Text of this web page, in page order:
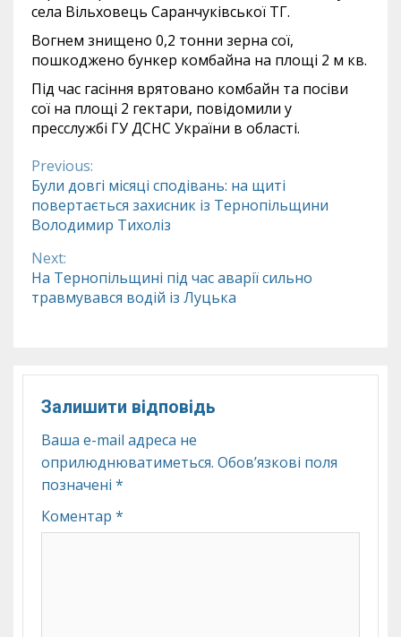
села Вільховець Саранчуківської ТГ.
Вогнем знищено 0,2 тонни зерна сої,
пошкоджено бункер комбайна на площі 2 м кв.
Під час гасіння врятовано комбайн та посіви
сої на площі 2 гектари, повідомили у
пресслужбі ГУ ДСНС України в області.
Continue
Reading
Previous:
Були довгі місяці сподівань: на щиті
повертається захисник із Тернопільщини
Володимир Тихоліз
Next:
На Тернопільщині під час аварії сильно
травмувався водій із Луцька
Залишити відповідь
Ваша e-mail адреса не
оприлюднюватиметься. Обов’язкові поля
позначені *
Коментар *